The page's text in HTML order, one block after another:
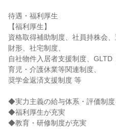
待遇・福利厚生
【福利厚生】
資格取得補助制度、社員持株会
財形、社宅制度、
自社物件入居者支援制度、GLTD
育児・介護休業等関連制度、
奨学金返済支援制度 等
◆実力主義の給与体系・評価制度
◆福利厚生が充実
◆教育・研修制度が充実